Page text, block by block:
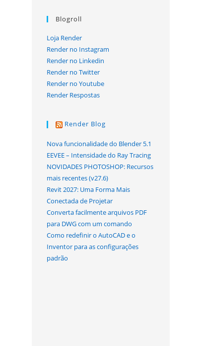
Blogroll
Loja Render
Render no Instagram
Render no Linkedin
Render no Twitter
Render no Youtube
Render Respostas
Render Blog
Nova funcionalidade do Blender 5.1
EEVEE – Intensidade do Ray Tracing
NOVIDADES PHOTOSHOP: Recursos
mais recentes (v27.6)
Revit 2027: Uma Forma Mais
Conectada de Projetar
Converta facilmente arquivos PDF
para DWG com um comando
Como redefinir o AutoCAD e o
Inventor para as configurações
padrão